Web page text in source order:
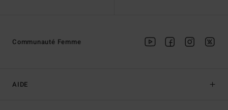
AIDE
Communauté Femme